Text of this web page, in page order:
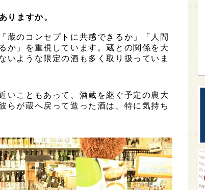
りますか。
蔵のコンセプトに共感できるか」「人間
か」を重視しています。蔵との関係を大
いような限定の酒も多く取り扱っていま
いこともあって、酒蔵を継ぐ予定の農大
らが蔵へ戻って造った酒は、特に気持ち